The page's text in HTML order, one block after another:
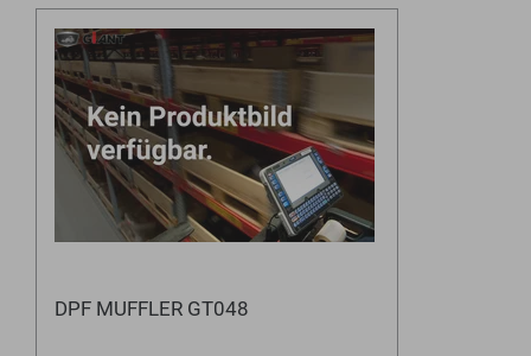
DPF MUFFLER GT048